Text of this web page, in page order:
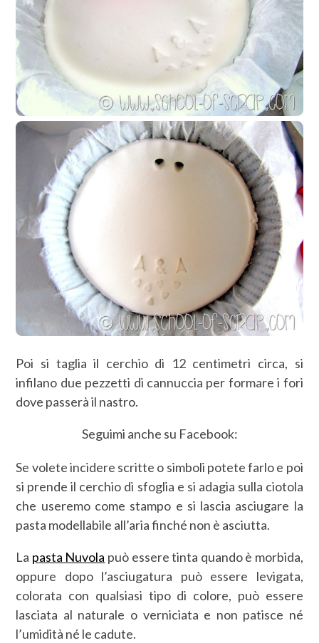
Poi si taglia il cerchio di 12 centimetri circa, si
infilano due pezzetti di cannuccia per formare i fori
dove passerà il nastro.
Seguimi anche su Facebook:
Se volete incidere scritte o simboli potete farlo e poi
si prende il cerchio di sfoglia e si adagia sulla ciotola
che useremo come stampo e si lascia asciugare la
pasta modellabile all’aria finché non è asciutta.
La pasta Nuvola può essere tinta quando è morbida,
oppure dopo l’asciugatura può essere levigata,
colorata con qualsiasi tipo di colore, può essere
lasciata al naturale o verniciata e non patisce né
l’umidità né le cadute.